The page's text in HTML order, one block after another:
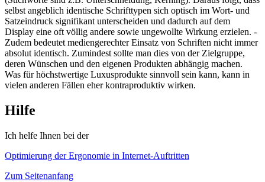
selbst angeblich identische Schrifttypen sich optisch im Wort- und
Satzeindruck signifikant unterscheiden und dadurch auf dem
Display eine oft völlig andere sowie ungewollte Wirkung erzielen. -
Zudem bedeutet mediengerechter Einsatz von Schriften nicht immer
absolut identisch. Zumindest sollte man dies von der Zielgruppe,
deren Wünschen und den eigenen Produkten abhängig machen.
Was für höchstwertige Luxusprodukte sinnvoll sein kann, kann in
vielen anderen Fällen eher kontraproduktiv wirken.
Hilfe
Ich helfe Ihnen bei der
Optimierung der Ergonomie in Internet-Auftritten
Zum Seitenanfang